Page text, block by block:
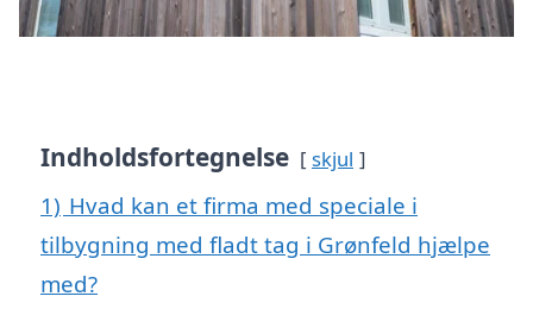
Indholdsfortegnelse skjul
1) Hvad kan et firma med speciale i
tilbygning med fladt tag i Grønfeld hjælpe
med?